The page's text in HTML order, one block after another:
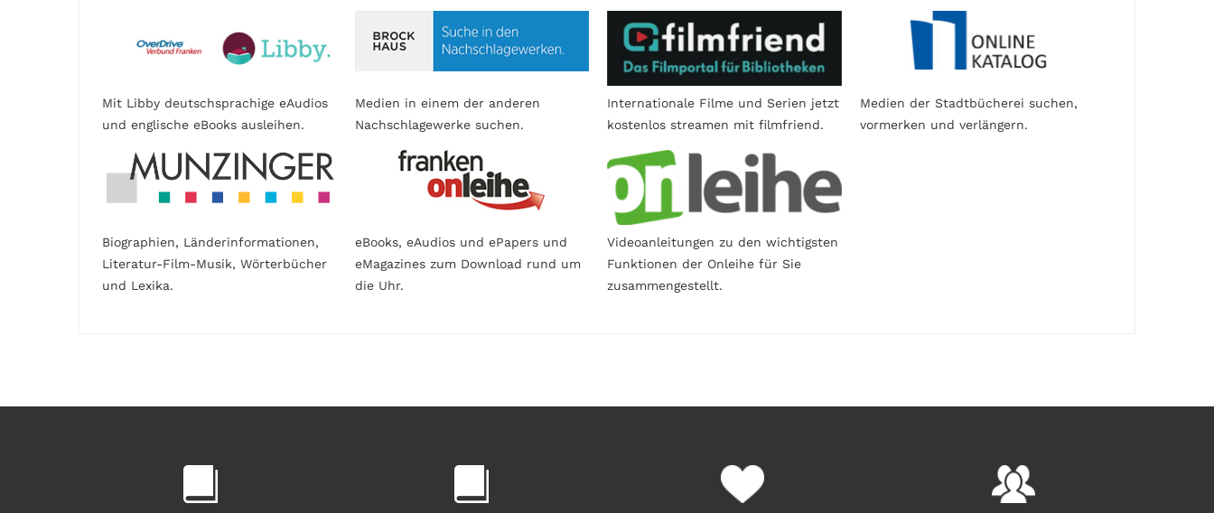
Mit Libby deutschsprachige eAudios
und englische eBooks ausleihen.
Medien in einem der anderen
Nachschlagewerke suchen.
Internationale Filme und Serien jetzt
kostenlos streamen mit filmfriend.
Medien der Stadtbücherei suchen,
vormerken und verlängern.
Biographien, Länderinformationen,
Literatur-Film-Musik, Wörterbücher
und Lexika.
eBooks, eAudios und ePapers und
eMagazines zum Download rund um
die Uhr.
Videoanleitungen zu den wichtigsten
Funktionen der Onleihe für Sie
zusammengestellt.